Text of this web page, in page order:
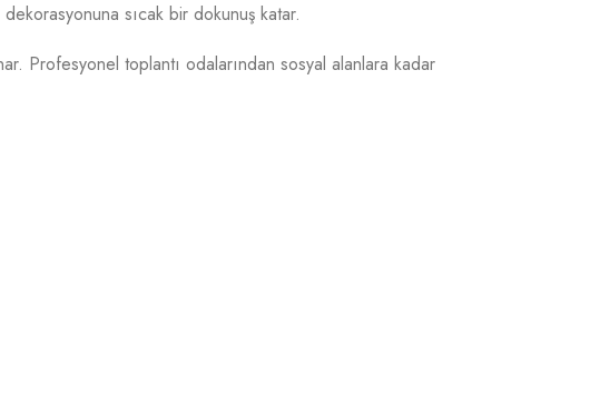
sıcak bir dokunuş katar.
Profesyonel toplantı odalarından sosyal alanlara kadar